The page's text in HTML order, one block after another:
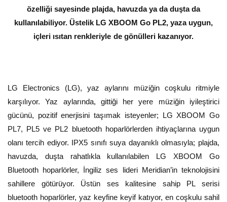
özelliği sayesinde plajda, havuzda ya da duşta da
kullanılabiliyor. Üstelik LG XBOOM Go PL2, yaza uygun,
içleri ısıtan renkleriyle de gönülleri kazanıyor.
LG Electronics (LG), yaz aylarını müziğin coşkulu ritmiyle
karşılıyor. Yaz aylarında, gittiği her yere müziğin iyileştirici
gücünü, pozitif enerjisini taşımak isteyenler; LG XBOOM Go
PL7, PL5 ve PL2 bluetooth hoparlörlerden ihtiyaçlarına uygun
olanı tercih ediyor. IPX5 sınıfı suya dayanıklı olmasıyla; plajda,
havuzda, duşta rahatlıkla kullanılabilen LG XBOOM Go
Bluetooth hoparlörler, İngiliz ses lideri Meridian’in teknolojisini
sahillere götürüyor. Üstün ses kalitesine sahip PL serisi
bluetooth hoparlörler, yaz keyfine keyif katıyor, en coşkulu sahil